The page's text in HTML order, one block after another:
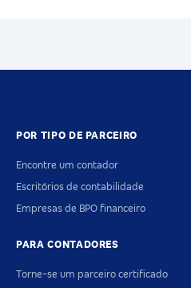
POR TIPO DE PARCEIRO
Encontre um contador
Escritórios de contabilidade
Empresas de BPO financeiro
PARA CONTADORES
Torne-se um parceiro certificado